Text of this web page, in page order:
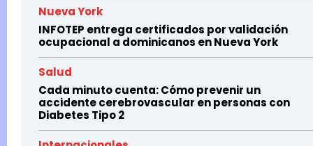
Nueva York
INFOTEP entrega certificados por validación
ocupacional a dominicanos en Nueva York
Salud
Cada minuto cuenta: Cómo prevenir un
accidente cerebrovascular en personas con
Diabetes Tipo 2